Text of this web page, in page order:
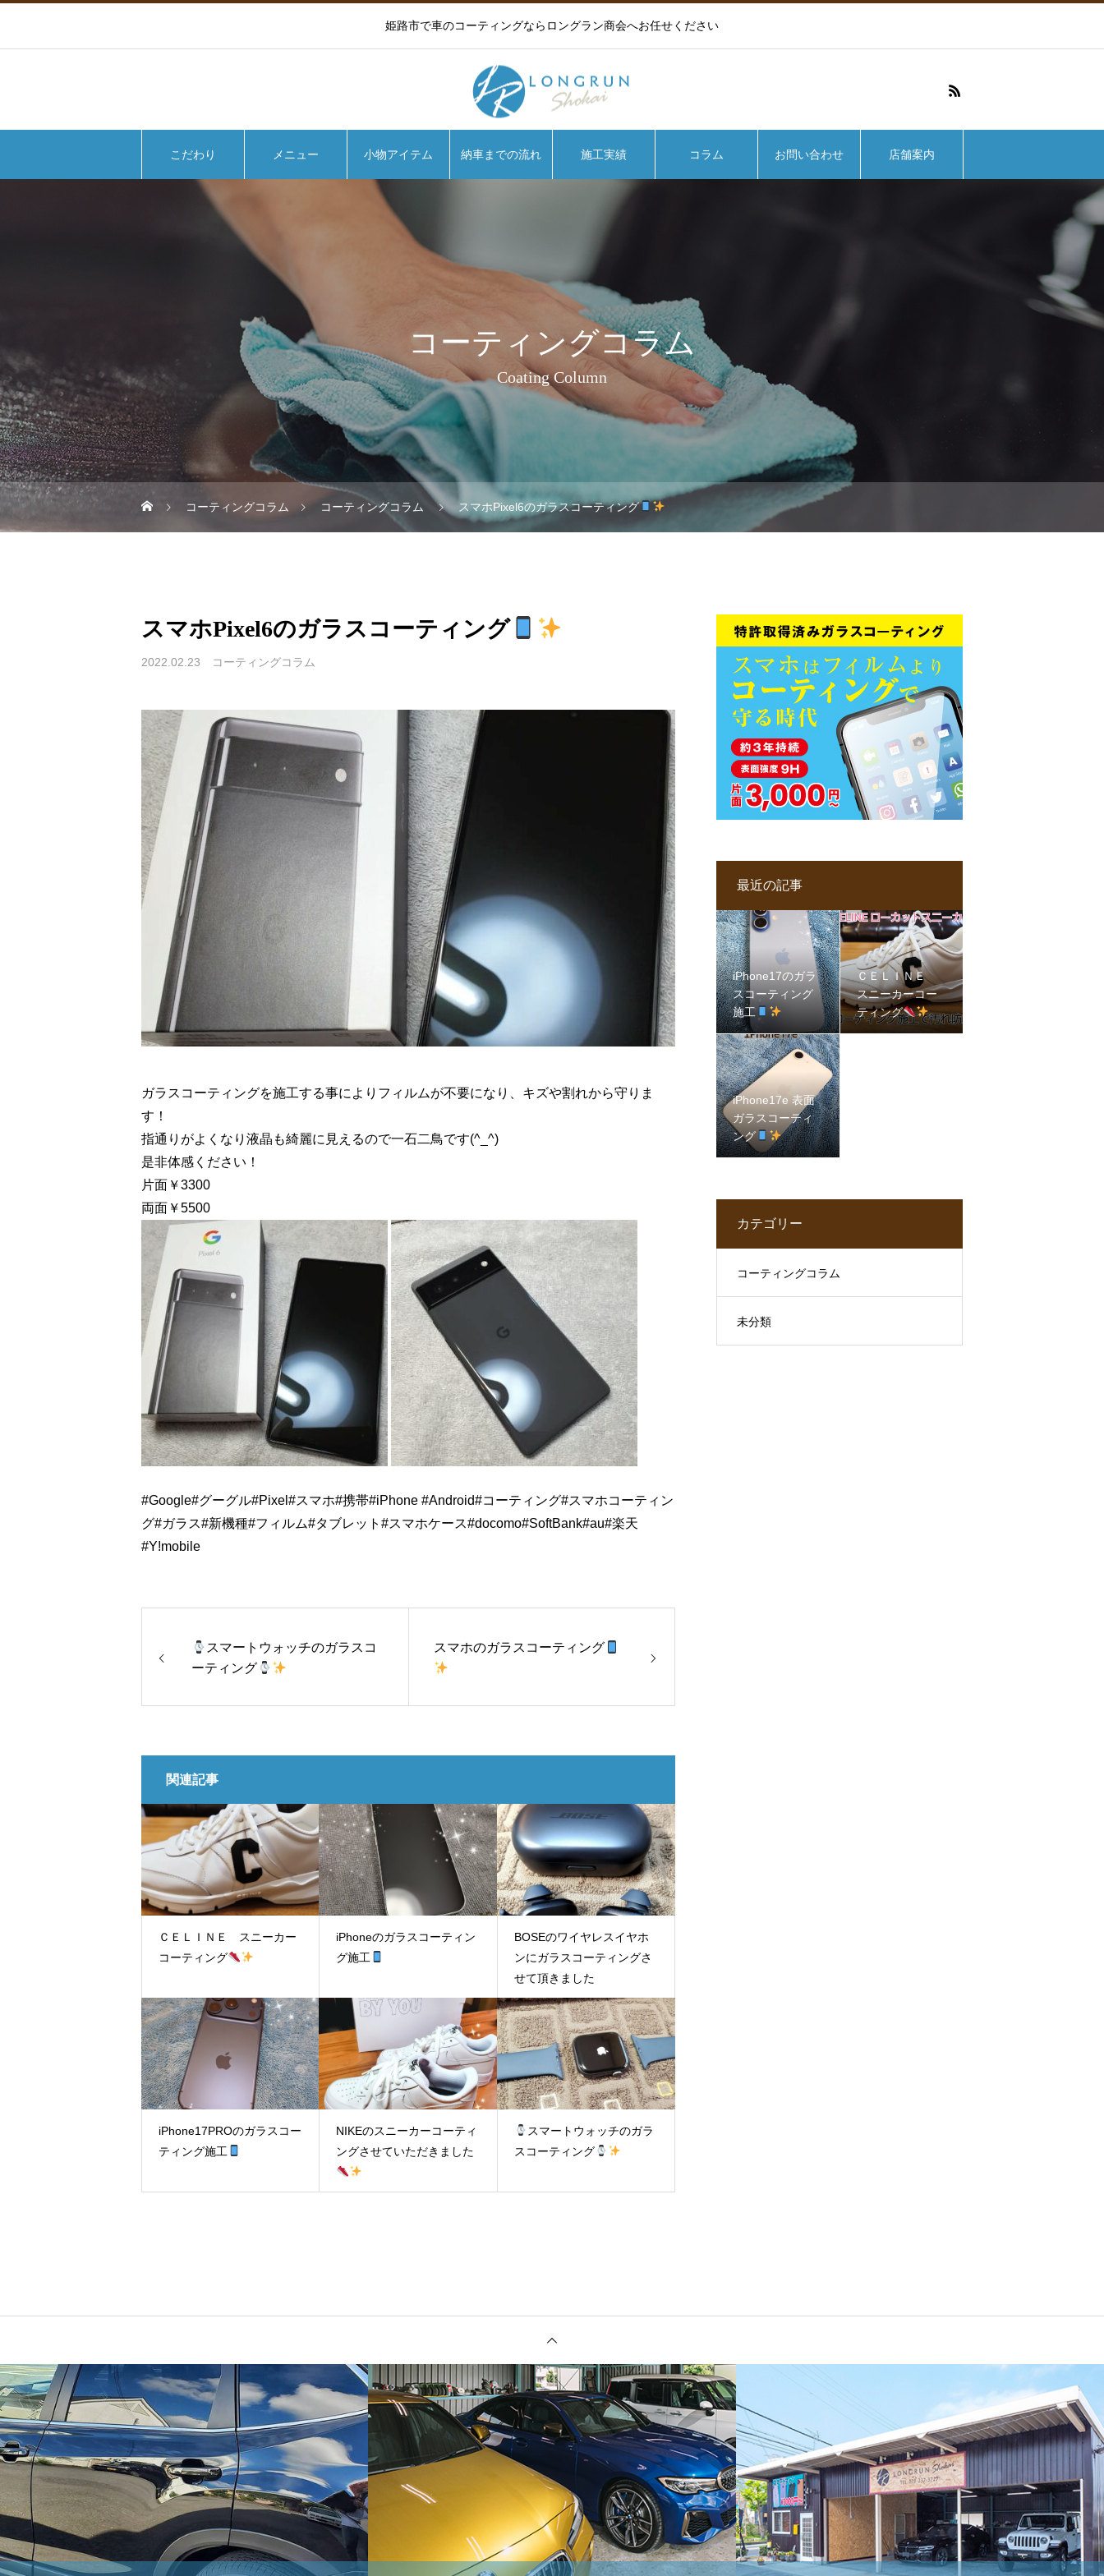
姫路市で車のコーティングならロングラン商会へお任せください
こだわり メニュー 小物アイテム 納車までの流れ 施工実績 コラム お問い合わせ 店舗案内
コーティングコラム
Coating Column
コーティングコラム コーティングコラム スマホPixel6のガラスコーティング
スマホPixel6のガラスコーティング
2022.02.23 コーティングコラム
ガラスコーティングを施工する事によりフィルムが不要になり、キズや割れから守りま
す！
指通りがよくなり液晶も綺麗に見えるので一石二鳥です(^_^)
是非体感ください！
片面￥3300
両面￥5500
#Google#グーグル#Pixel #スマホ#携帯#iPhone #Android#コーティング#スマホコーティン
グ#ガラス#新機種#フィルム#タブレット #スマホケース#docomo#SoftBank#au#楽天
#Y!mobile
スマートウォッチのガラスコ
ーティング
スマホのガラスコーティング
関連記事
ＣＥＬＩＮＥ スニーカー
コーティング
iPhoneのガラスコーティン
グ施工
BOSEのワイヤレスイヤホ
ンにガラスコーティングさ
せて頂きました
iPhone17PROのガラスコー
ティング施工
NIKEのスニーカーコーティ
ングさせていただきました
スマートウォッチのガラ
スコーティング
最近の記事
iPhone17のガラ
スコーティング
施工
ＣＥＬＩＮＥ
スニーカーコー
ティング
iPhone17e 表面
ガラスコーティ
ング
カテゴリー
コーティングコラム
未分類